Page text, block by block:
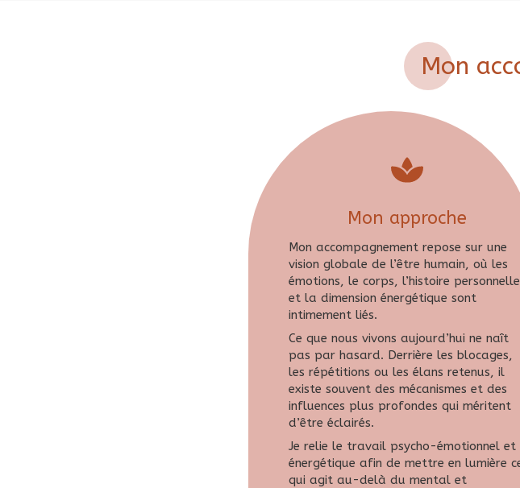
Mon
Mon approche
Mon accompagnement repose sur une
vision globale de l’être humain, où les
émotions, le corps, l’histoire personnelle
et la dimension énergétique sont
intimement liés.
Ce que nous vivons aujourd’hui ne naît
pas par hasard. Derrière les blocages,
les répétitions ou les élans retenus, il
existe souvent des mécanismes et des
influences plus profondes qui méritent
d’être éclairés.
Je relie le travail psycho-émotionnel et
énergétique afin de mettre en lumière
qui agit au-delà du mental et